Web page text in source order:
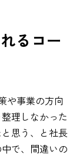
るコー
や事業の方向
理しなかった
思う、と社長
で、間違いの